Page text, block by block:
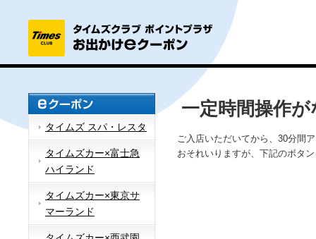
タイムズ スパ・レスタ
タイムズカー×富士急
ハイランド
タイムズカー×東京サ
マーランド
一定時間操作
ご入店いただいてから、30分間
おそれいりますが、下記のボタ